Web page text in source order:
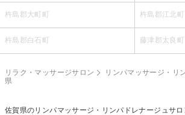
杵島郡大町町 杵島郡江北町
杵島郡白石町 藤津郡太良町
リラク・マッサージサロン リンパマッサージ・リ
県
佐賀県のリンパマッサージ・リンパドレナージュ サ